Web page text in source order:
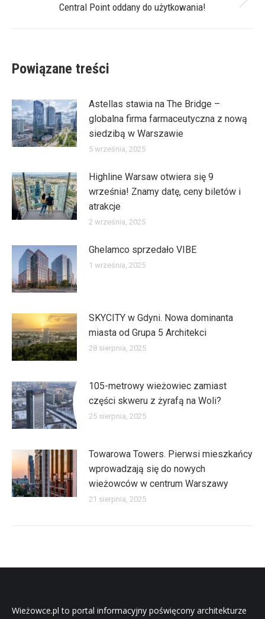
Następny
Central Point oddany do użytkowania!
Powiązane treści
Astellas stawia na The Bridge –
globalna firma farmaceutyczna z nową
siedzibą w Warszawie
5 września, 2025
Highline Warsaw otwiera się 9
września! Znamy datę, ceny biletów i
atrakcje
2 września, 2025
Ghelamco sprzedało VIBE
1 września, 2025
SKYCITY w Gdyni. Nowa dominanta
miasta od Grupa 5 Architekci
28 sierpnia, 2025
105-metrowy wieżowiec zamiast
części skweru z żyrafą na Woli?
25 sierpnia, 2025
Towarowa Towers. Pierwsi mieszkańcy
wprowadzają się do nowych
wieżowców w centrum Warszawy
21 sierpnia, 2025
Wieżowce.pl to portal informacyjny poświęcony architekturze